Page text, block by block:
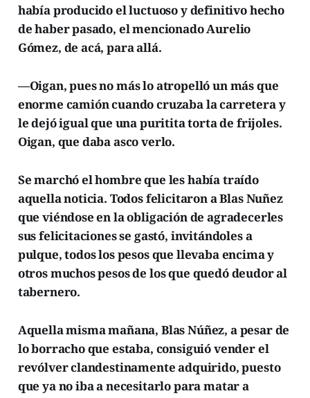
había producido el luctuoso y definitivo hecho
de haber pasado, el mencionado Aurelio
Gómez, de acá, para allá.
—Oigan, pues no más lo atropelló un más que
enorme camión cuando cruzaba la carretera y
le dejó igual que una puritita torta de frijoles.
Oigan, que daba asco verlo.
Se marchó el hombre que les había traído
aquella noticia. Todos felicitaron a Blas Nuñez
que viéndose en la obligación de agradecerles
sus felicitaciones se gastó, invitándoles a
pulque, todos los pesos que llevaba encima y
otros muchos pesos de los que quedó deudor al
tabernero.
Aquella misma mañana, Blas Núñez, a pesar de
lo borracho que estaba, consiguió vender el
revólver clandestinamente adquirido, puesto
que ya no iba a necesitarlo para matar a